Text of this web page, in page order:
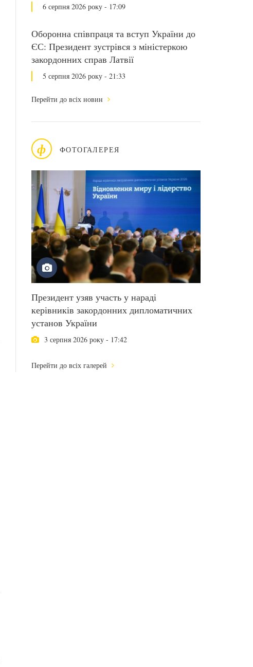
6 серпня 2026 року - 17:09
Оборонна співпраця та вступ України до
ЄС: Президент зустрівся з міністеркою
закордонних справ Латвії
5 серпня 2026 року - 21:33
Перейти до всіх новин
ф ФОТОГАЛЕРЕЯ
Президент узяв участь у нараді
керівників закордонних дипломатичних
установ України
3 серпня 2026 року - 17:42
Перейти до всіх галерей